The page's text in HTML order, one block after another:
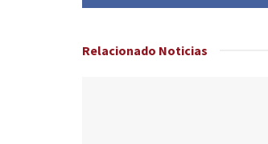
Relacionado Noticias